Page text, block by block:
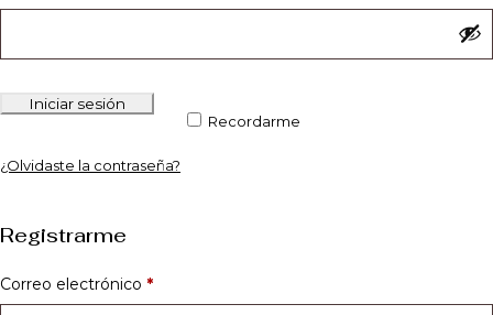
Recordarme
Iniciar sesión
¿Olvidaste la contraseña?
Registrarme
Correo electrónico *